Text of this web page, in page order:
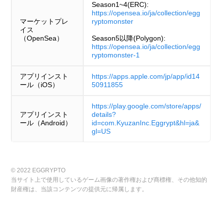
マーケットプレ
イス
（OpenSea）
Season1~4(ERC):
https://opensea.io/ja/collection/egg
ryptomonster
Season5以降(Polygon):
https://opensea.io/ja/collection/egg
ryptomonster-1
アプリインスト
ール（iOS）
https://apps.apple.com/jp/app/id14
50911855
アプリインスト
ール（Android）
https://play.google.com/store/apps/
details?
id=com.KyuzanInc.Eggrypt&hl=ja&
gl=US
© 2022 EGGRYPTO
当サイト上で使用しているゲーム画像の著作権および商標権、その他知的
財産権は、当該コンテンツの提供元に帰属します。